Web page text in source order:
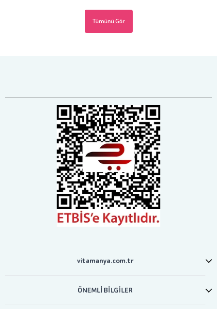
Tümünü Gör
vitamanya.com.tr
ÖNEMLİ BİLGİLER